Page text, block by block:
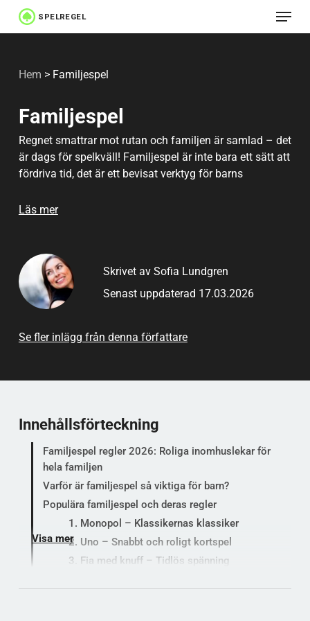
Hoppa
till
Meny
Hem >Familjespel
Familjespel
Regnet smattrar mot rutan och familjen är samlad – det
är dags för spelkväll! Familjespel är inte bara ett sätt att
fördriva tid, det är ett bevisat verktyg för barns
vilket spel passar bäst, och vilka regler gäller? Oavsett
barn, hittar du allt du behöver här. Välkommen till din
kompletta guide till familjespel regler 2026!
Läs mer
Skrivet av Sofia Lundgren
Senast uppdaterad 17.03.2026
Se fler inlägg från denna författare
Innehållsförteckning
Familjespel regler 2026: Roliga inomhuslekar för
hela familjen
Varför är familjespel så viktiga för barn?
Populära familjespel och deras regler
1. Monopol – Klassikernas klassiker
2. Uno – Snabbt och roligt kortspel
3. Fia med knuff – Tidlös spänning
Visa mer